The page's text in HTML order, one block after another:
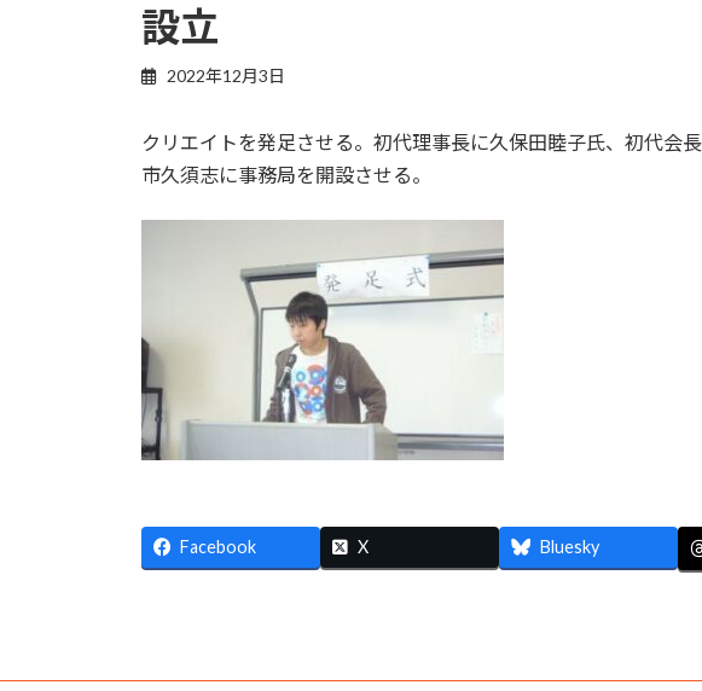
設立
2022年12月3日
クリエイトを発足させる。初代理事長に久保田睦子氏、初代会
市久須志に事務局を開設させる。
Facebook X Bluesky